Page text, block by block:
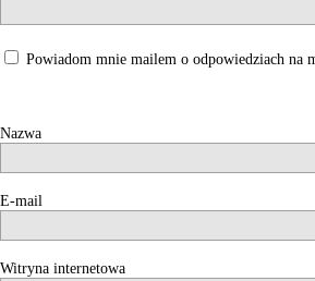
Powiadom mnie mailem o odpowiedziach na
Nazwa
E-mail
Witryna internetowa